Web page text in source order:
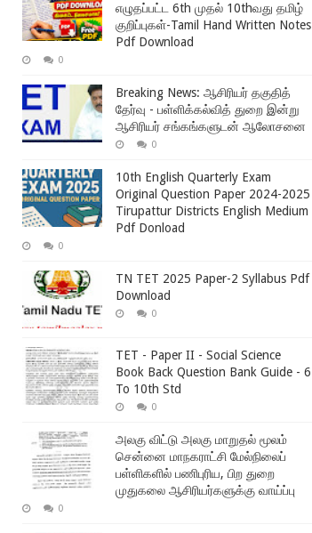
எழுதப்பட்ட 6th முதல் 10thவது தமிழ்
குறிப்புகள்-Tamil Hand Written Notes
Pdf Download
0
Breaking News: ஆசிரியர் தகுதித்
தேர்வு - பள்ளிக்கல்வித் துறை இன்று
ஆசிரியர் சங்கங்களுடன் ஆலோசனை
0
10th English Quarterly Exam
Original Question Paper 2024-2025
Tirupattur Districts English Medium
Pdf Donload
0
TN TET 2025 Paper-2 Syllabus Pdf
Download
0
TET - Paper II - Social Science
Book Back Question Bank Guide - 6
To 10th Std
0
அலகு விட்டு அலகு மாறுதல் மூலம்
சென்னை மாநகராட்சி மேல்நிலைப்
பள்ளிகளில் பணிபுரிய, பிற துறை
முதுகலை ஆசிரியர்களுக்கு வாய்ப்பு
0